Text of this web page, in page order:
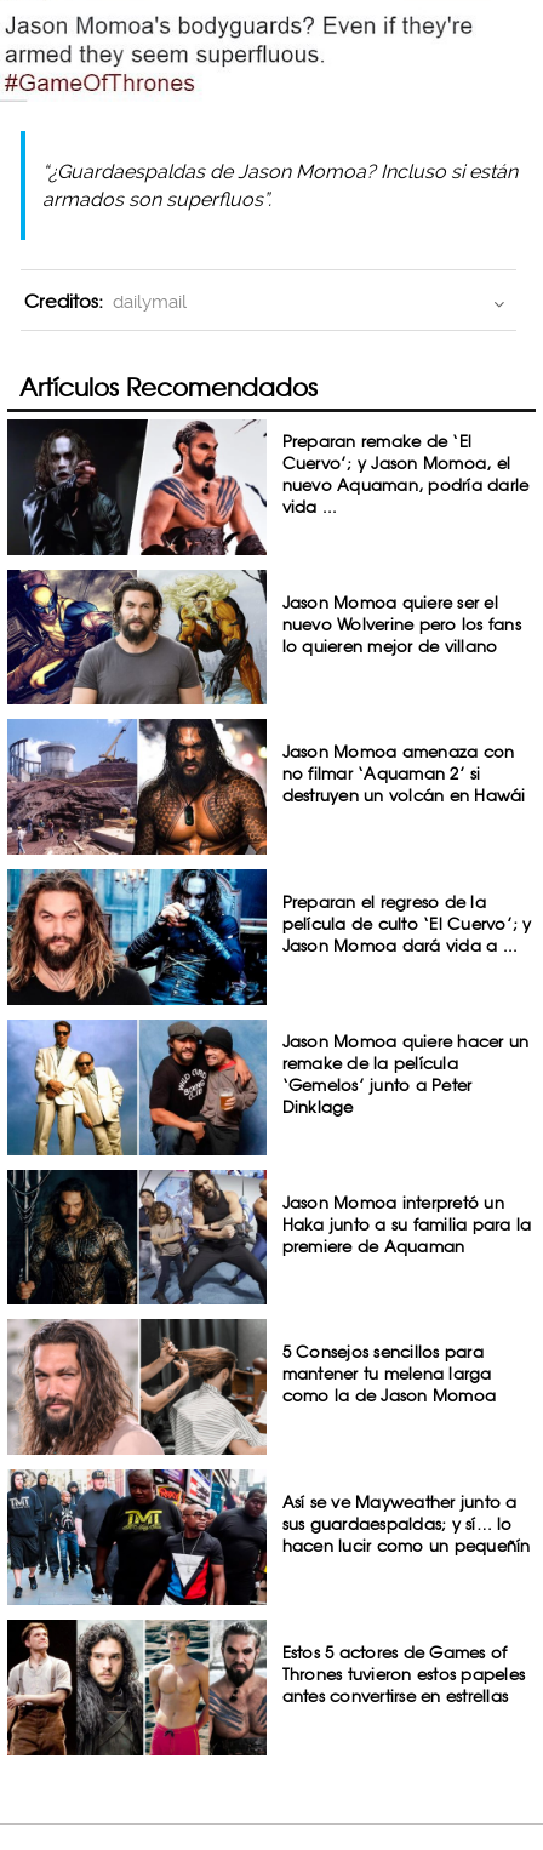
“¿Guardaespaldas de Jason Momoa? Incluso si están
armados son superfluos”.
Creditos: dailymail
Artículos Recomendados
Preparan remake de ‘El
Cuervo’; y Jason Momoa, el
nuevo Aquaman, podría darle
vida ...
Jason Momoa quiere ser el
nuevo Wolverine pero los fans
lo quieren mejor de villano
Jason Momoa amenaza con
no filmar ‘Aquaman 2’ si
destruyen un volcán en Hawái
Preparan el regreso de la
película de culto ‘El Cuervo’; y
Jason Momoa dará vida a ...
Jason Momoa quiere hacer un
remake de la película
‘Gemelos’ junto a Peter
Dinklage
Jason Momoa interpretó un
Haka junto a su familia para la
premiere de Aquaman
5 Consejos sencillos para
mantener tu melena larga
como la de Jason Momoa
Así se ve Mayweather junto a
sus guardaespaldas; y sí… lo
hacen lucir como un pequeñín
Estos 5 actores de Games of
Thrones tuvieron estos papeles
antes convertirse en estrellas